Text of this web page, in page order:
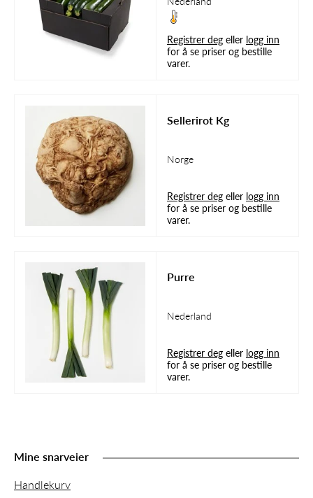
Registrer deg eller logg inn
for å se priser og bestille
varer.
Sellerirot Kg
Norge
Registrer deg eller logg inn
for å se priser og bestille
varer.
Purre
Nederland
Registrer deg eller logg inn
for å se priser og bestille
varer.
Mine snarveier
Handlekurv